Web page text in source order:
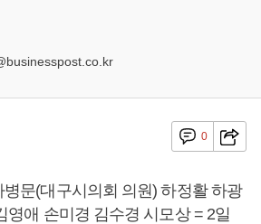
0
문(대구시의회 의원) 하정활 하광
영애 손미경 김수경 시모상 = 2일